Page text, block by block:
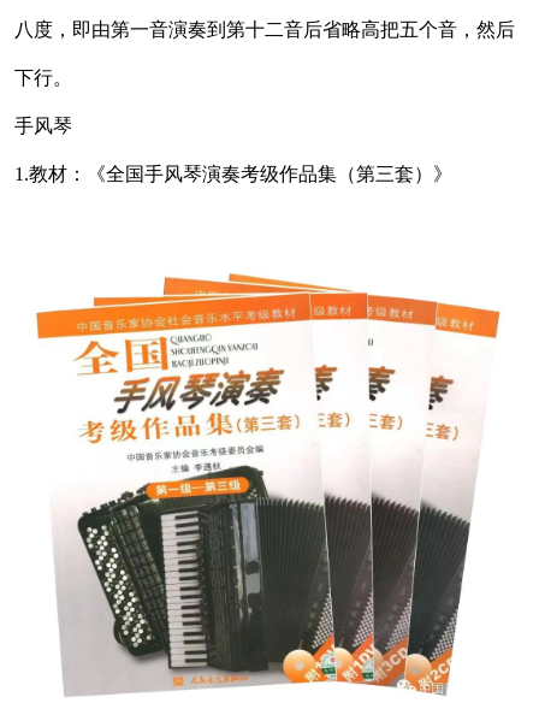
八度，即由第一音演奏到第十二音后省略高把五个音，然后
下行。
手风琴
1.教材：《全国手风琴演奏考级作品集（第三套）》